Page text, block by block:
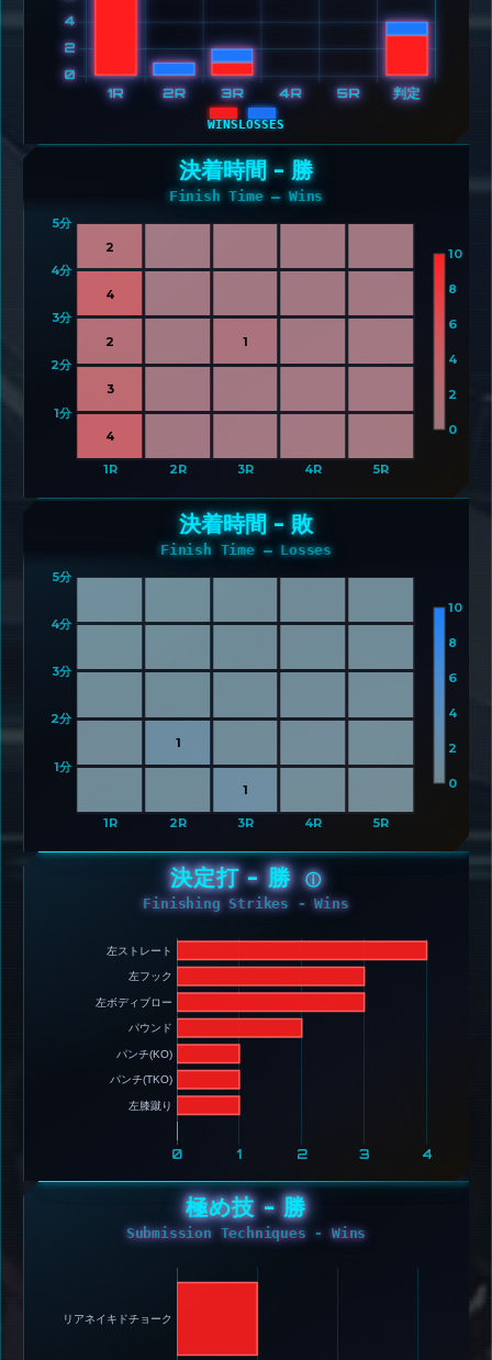
WINSLOSSES
決着時間 - 勝
Finish Time – Wins
4
3
2 1
4
2
1R 2R 3R 4R 5R
1分
2分
3分
4分
5分
0
2
4
6
8
10
決着時間 - 敗
Finish Time – Losses
1
1
1R 2R 3R 4R 5R
1分
2分
3分
4分
5分
0
2
4
6
8
10
決定打 - 勝 ⓘ
Finishing Strikes - Wins
0 1 2 3 4
左膝蹴り
パンチ(TKO)
パンチ(KO)
パウンド
左ボディブロー
左フック
左ストレート
極め技 - 勝
Submission Techniques - Wins
リアネイキドチョーク